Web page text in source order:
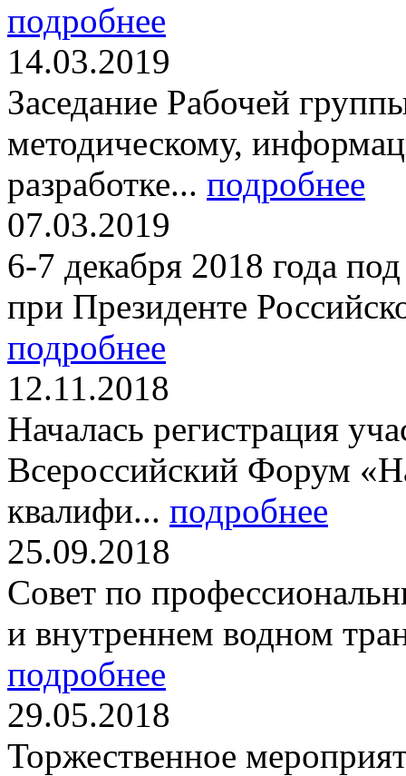
подробнее
14.03.2019
Заседание Рабочей
методическому,
разработке... подробнее
07.03.2019
6-7 декабря 2018 года
при Президенте
подробнее
12.11.2018
Началась регистрация
Всероссийский Форум
квалифи... подробнее
25.09.2018
Совет по
и внутреннем водном
подробнее
29.05.2018
Торжественное